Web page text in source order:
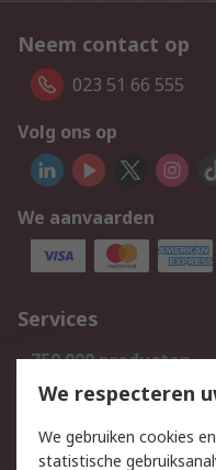
Neem contact op
023 51 66 555
Volg ons op
We aanvaarden
Services
750.000 producten
Bestellen
Track & Trace
We respecteren
We gebruiken cookies
statistische